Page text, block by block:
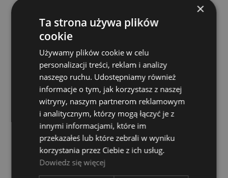
Focusrite Vocaster Broadcast Kit
DO KOSZYKA
BlackMagic Design ATEM Mini Pro ISO Mikser
Dostępność:
×
Ta strona używa plików
cookie
Używamy plików cookie w celu
personalizacji treści, reklam i analizy
naszego ruchu. Udostępniamy również
informacje o tym, jak korzystasz z naszej
witryny, naszym partnerom reklamowym
i analitycznym, którzy mogą łączyć je z
innymi informacjami, które im
przekazałeś lub które zebrali w wyniku
korzystania przez Ciebie z ich usług.
Dowiedz się więcej